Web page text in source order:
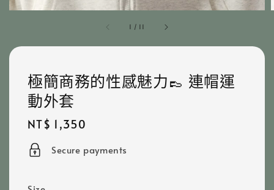
1 / 11
極簡商務的性感魅力👞 連帽運
動外套
Regular
price
NT$ 1,350
Secure payments